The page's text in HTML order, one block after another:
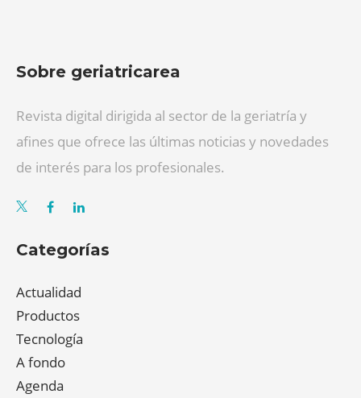
Sobre geriatricarea
Revista digital dirigida al sector de la geriatría y
afines que ofrece las últimas noticias y novedades
de interés para los profesionales.
Categorías
Actualidad
Productos
Tecnología
A fondo
Agenda